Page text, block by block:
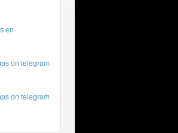
en
on telegram
on telegram